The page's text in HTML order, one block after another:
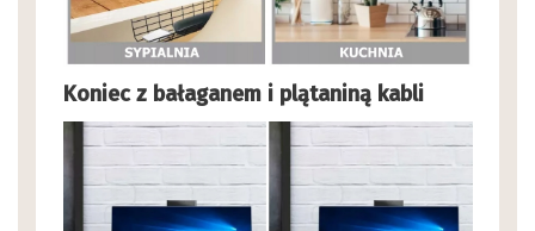
Koniec z bałaganem i plątaniną kabli